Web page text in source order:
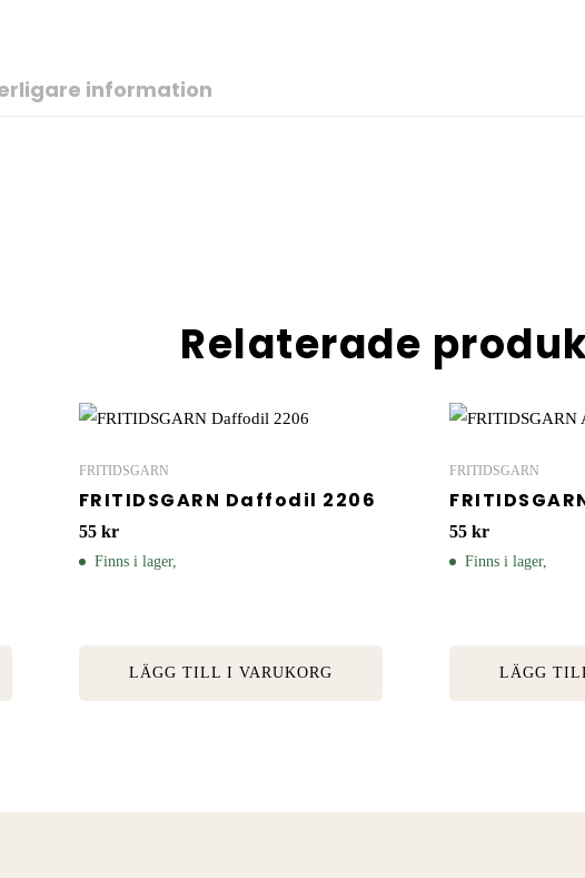
information
Relaterade
FRITIDSGARN
FRITIDSGARN Daffodil 2206
55 kr
Finns i lager,
LÄGG TILL I VARUKORG
FRITIDSGARN
55 kr
Finns i lager,
LÄGG